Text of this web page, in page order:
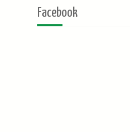
Facebook